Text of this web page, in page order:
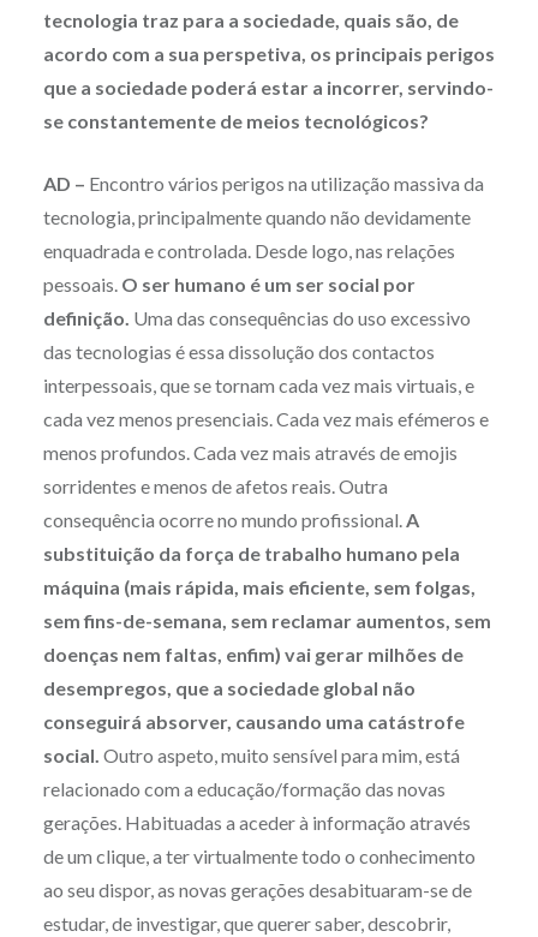
tecnologia traz para a sociedade, quais são, de
acordo com a sua perspetiva, os principais perigos
que a sociedade poderá estar a incorrer, servindo-
se constantemente de meios tecnológicos?
AD – Encontro vários perigos na utilização massiva da
tecnologia, principalmente quando não devidamente
enquadrada e controlada. Desde logo, nas relações
pessoais. O ser humano é um ser social por
definição. Uma das consequências do uso excessivo
das tecnologias é essa dissolução dos contactos
interpessoais, que se tornam cada vez mais virtuais, e
cada vez menos presenciais. Cada vez mais efémeros e
menos profundos. Cada vez mais através de emojis
sorridentes e menos de afetos reais. Outra
consequência ocorre no mundo profissional.A
substituição da força de trabalho humano pela
máquina (mais rápida, mais eficiente, sem folgas,
sem fins-de-semana, sem reclamar aumentos, sem
doenças nem faltas, enfim) vai gerar milhões de
desempregos, que a sociedade global não
conseguirá absorver, causando uma catástrofe
social. Outro aspeto, muito sensível para mim, está
relacionado com a educação/formação das novas
gerações. Habituadas a aceder à informação através
de um clique, a ter virtualmente todo o conhecimento
ao seu dispor, as novas gerações desabituaram-se de
estudar, de investigar, que querer saber, descobrir,